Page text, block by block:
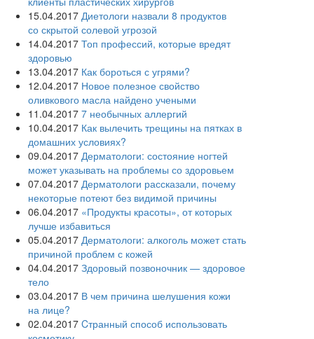
15.04.2017 Диетологи назвали 8 продуктов
со скрытой солевой угрозой
14.04.2017 Топ профессий, которые вредят
здоровью
13.04.2017 Как бороться с угрями?
12.04.2017 Новое полезное свойство
оливкового масла‍ найдено учеными
11.04.2017 7 необычных аллергий
10.04.2017 Как вылечить трещины на пятках в
домашних условиях?
09.04.2017 Дерматологи: состояние ногтей
может указывать на проблемы со здоровьем
07.04.2017 Дерматологи рассказали, почему
некоторые потеют без видимой причины
06.04.2017 «Продукты красоты», от которых
лучше избавиться
05.04.2017 Дерматологи: алкоголь может стать
причиной проблем с кожей
04.04.2017 Здоровый позвоночник — здоровое
тело
03.04.2017 В чем причина шелушения кожи
на лице?
02.04.2017 Cтранный способ использовать